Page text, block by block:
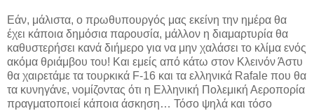
Εάν, μάλιστα, ο πρωθυπουργός μας εκείνη την ημέρα θα
έχει κάποια δημόσια παρουσία, μάλλον η διαμαρτυρία θα
καθυστερήσει κανά διήμερο για να μην χαλάσει το κλίμα ενός
ακόμα θριάμβου του! Και εμείς από κάτω στον Κλεινόν Άστυ
θα χαιρετάμε τα τουρκικά F-16 και τα ελληνικά Rafale που θα
τα κυνηγάνε, νομίζοντας ότι η Ελληνική Πολεμική Αεροπορία
πραγματοποιεί κάποια άσκηση… Τόσο ψηλά και τόσο